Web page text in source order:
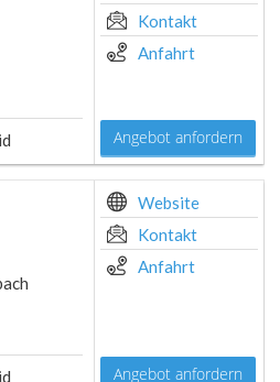
Kontakt
Anfahrt
Angebot anfordern
Website
Kontakt
Anfahrt
Angebot anfordern